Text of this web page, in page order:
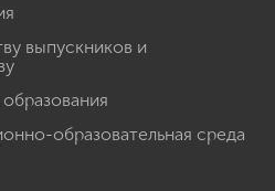
выпускников и
образовательная среда